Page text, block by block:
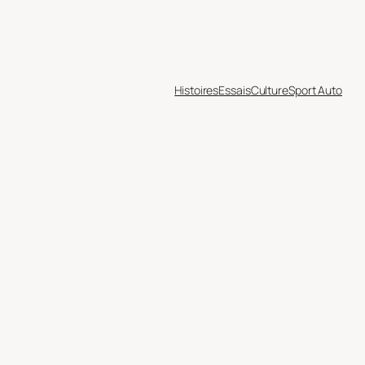
HistoiresEssaisCultureSport Auto